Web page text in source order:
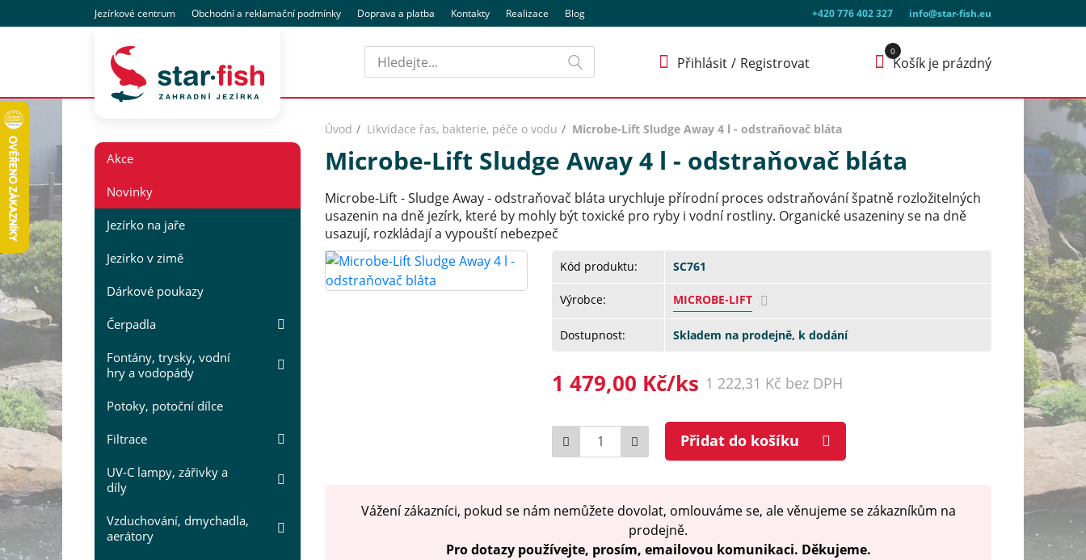
+420 776 402 327 info@star-fish.eu
Jezírkové centrum Obchodnía reklamační podmínky Doprava a platba Kontakty Realizace Blog
Hledat
Přihlásit Registrovat Košík je prázdný
Akce
Novinky
Jezírko na jaře
Jezírko v zimě
Dárkové poukazy
Čerpadla
Fontány, trysky, vodní
hry a vodopády
Potoky, potoční dílce
Filtrace
UV-C lampy, zářivky a
díly
Vzduchování, dmychadla,
aerátory
Úvod Likvidace řas, bakterie, péče o vodu Microbe-Lift Sludge Away 4 l - odstraňovač bláta
Microbe-Lift Sludge Away 4 l - odstraňovač bláta
Microbe-Lift - Sludge Away - odstraňovač bláta urychluje přírodní proces odstraňování špatně rozložitelných
usazenin na dně jezírk, které by mohly být toxické pro ryby i vodní rostliny. Organické usazeniny se na dně
usazují, rozkládají a vypouští nebezpeč
Kód produktu: SC761
Výrobce: MICROBE-LIFT
Dostupnost: Skladem na prodejně, k dodání
1 479,00 Kč/ks 1 222,31 Kč bez DPH
Počet Přidat do košíku
Vážení zákazníci, pokud se nám nemůžete dovolat, omlouváme se, ale věnujeme se zákazníkům na
prodejně.
Pro dotazy používejte, prosím, emailovou komunikaci. Děkujeme.